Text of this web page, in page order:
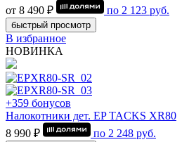
от 8 490 ₽
по 2 123 руб.
быстрый просмотр
В избранное
НОВИНКА
+359 бонусов
Налокотники дет. EP TACKS XR80
8 990 ₽
по 2 248 руб.